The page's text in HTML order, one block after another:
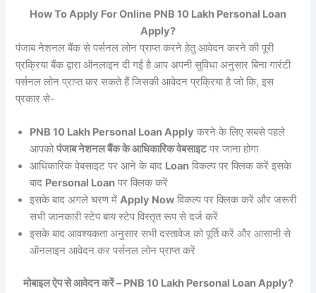
How To Apply For Online PNB 10 Lakh Personal Loan
Apply?
पंजाब नेशनल बैंक से पर्सनल लोन प्राप्त करने हेतु आवेदन करने की पूरी
प्रक्रिया बैंक द्वारा ऑनलाइन दी गई है आप अपनी सुविधा अनुसार बिना गारंटी
पर्सनल लोन प्राप्त कर सकते हैं जिसकी आवेदन प्रक्रिया है जो कि, इस
प्रकार से-
PNB 10 Lakh Personal Loan Apply करने के लिए सबसे पहले
आपकोपंजाब नेशनल बैंक के आधिकारिक वेबसाइटपर जाना होगा
आधिकारिक वेबसाइट पर आने के बाद Loan विकल्प पर क्लिक करें इसके
बाद Personal Loan पर क्लिक करें
इसके बाद अगले चरण मेंApply Now विकल्प पर क्लिक करें और जरूरी
सभी जानकारी स्टेप बाय स्टेप विस्तृत रूप से दर्ज करें
इसके बाद आवश्यकता अनुसार सभी दस्तावेज को पूर्ति करें और आसानी से
ऑनलाइन आवेदन कर पर्सनल लोन प्राप्त करें
मोबाइल ऐप से आवेदन करें – PNB 10 Lakh Personal Loan Apply?